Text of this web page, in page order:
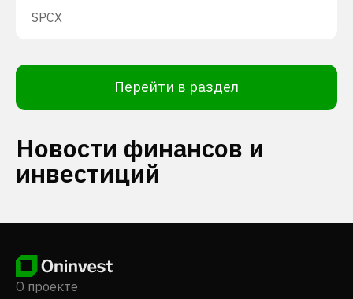
SPCX
Перейти в раздел
Новости финансов и
инвестиций
О проекте